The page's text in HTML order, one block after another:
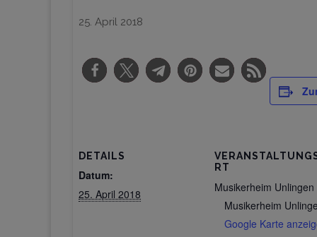
25. April 2018
DETAILS
Datum:
25. April 2018
RT
Musikerheim Unlingen
Musikerheim
Google Karte